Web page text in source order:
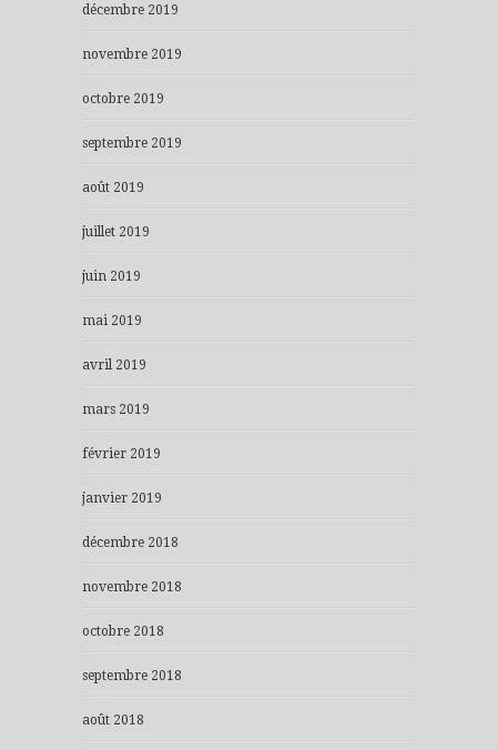
décembre 2019
novembre 2019
octobre 2019
septembre 2019
août 2019
juillet 2019
juin 2019
mai 2019
avril 2019
mars 2019
février 2019
janvier 2019
décembre 2018
novembre 2018
octobre 2018
septembre 2018
août 2018